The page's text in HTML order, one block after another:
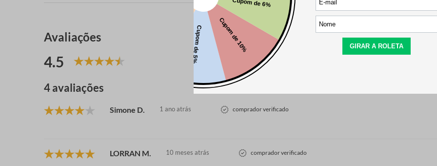
Avaliações
4.5
4 avaliações
Simone D. 1 ano atrás comprador verificado
LORRAN M. 10 meses atrás comprador verificado